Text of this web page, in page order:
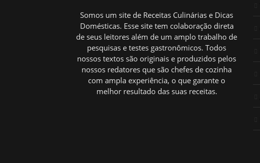
Somos um site de Receitas Culinárias e Dicas
Domésticas. Esse site tem colaboração direta
de seus leitores além de um amplo trabalho de
pesquisas e testes gastronômicos. Todos
nossos textos são originais e produzidos pelos
nossos redatores que são chefes de cozinha
com ampla experiência, o que garante o
melhor resultado das suas receitas.